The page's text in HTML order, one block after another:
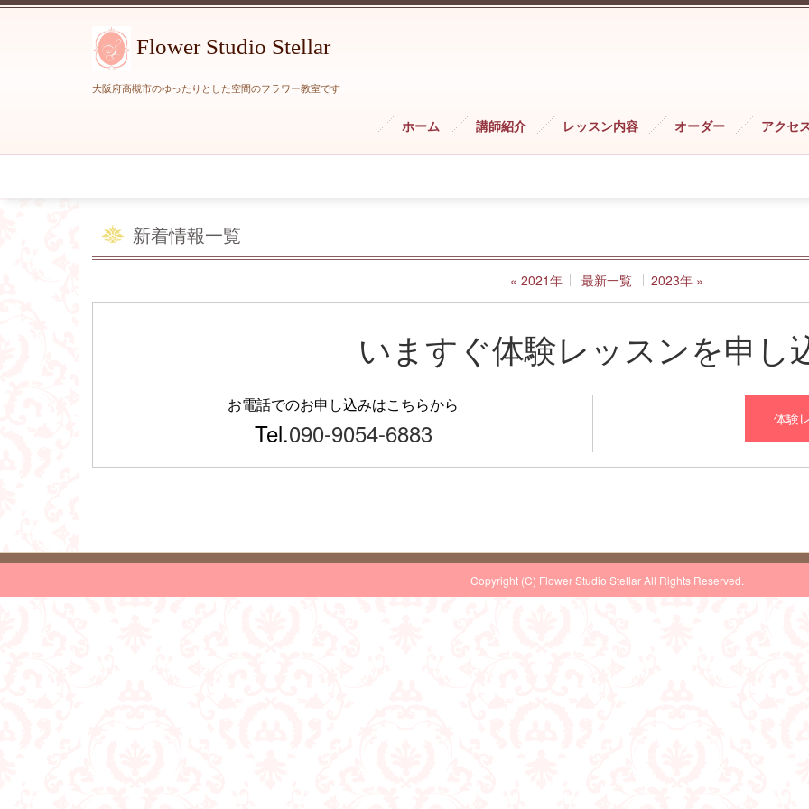
Flower Studio Stellar
大阪府高槻市のゆったりとした空間のフラワー教室です
ホーム 講師紹介 レッスン内容 オーダー アクセ
新着情報一覧
« 2021年 最新一覧 2023年 »
いますぐ体験レッスンを申し
お電話でのお申し込みはこちらから
Tel.090-9054-6883 体験
Copyright (C) Flower Studio Stellar All Rights Reserved.